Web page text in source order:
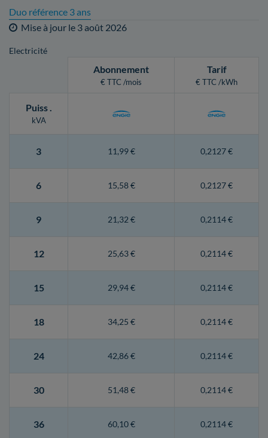
Duo référence 3 ans
Mise à jour le 3 août 2026
Electricité
Abonnement
€ TTC /mois
Tarif
€ TTC /kWh
Puiss.
kVA
3 11,99 € 0,2127 €
6 15,58 € 0,2127 €
9 21,32 € 0,2114 €
12 25,63 € 0,2114 €
15 29,94 € 0,2114 €
18 34,25 € 0,2114 €
24 42,86 € 0,2114 €
30 51,48 € 0,2114 €
36 60,10 € 0,2114 €